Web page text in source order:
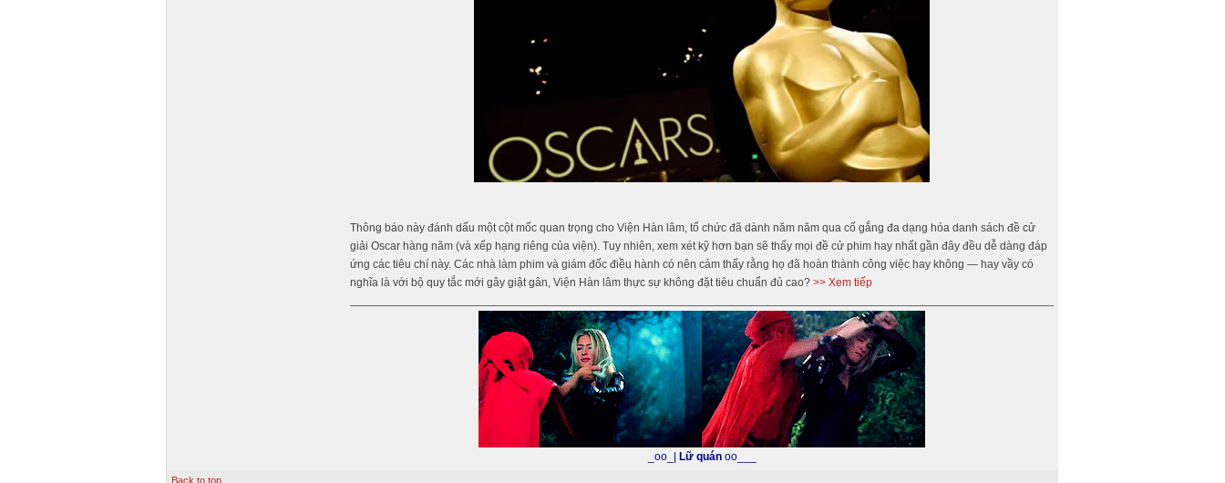
Thông báo này đánh dấu một cột mốc quan trọng cho Viện Hàn lâm, tổ chức đã dành năm năm qua cố gắng đa dạng hóa danh sách đề cử
giải Oscar hàng năm (và xếp hạng riêng của viện). Tuy nhiên, xem xét kỹ hơn bạn sẽ thấy mọi đề cử phim hay nhất gần đây đều dễ dàng đáp
ứng các tiêu chí này. Các nhà làm phim và giám đốc điều hành có nên cảm thấy rằng họ đã hoàn thành công việc hay không — hay vầy có
nghĩa là với bộ quy tắc mới gây giật gân, Viện Hàn lâm thực sự không đặt tiêu chuẩn đủ cao? >> Xem tiếp
_oo_| Lữ quán oo___
Back to top